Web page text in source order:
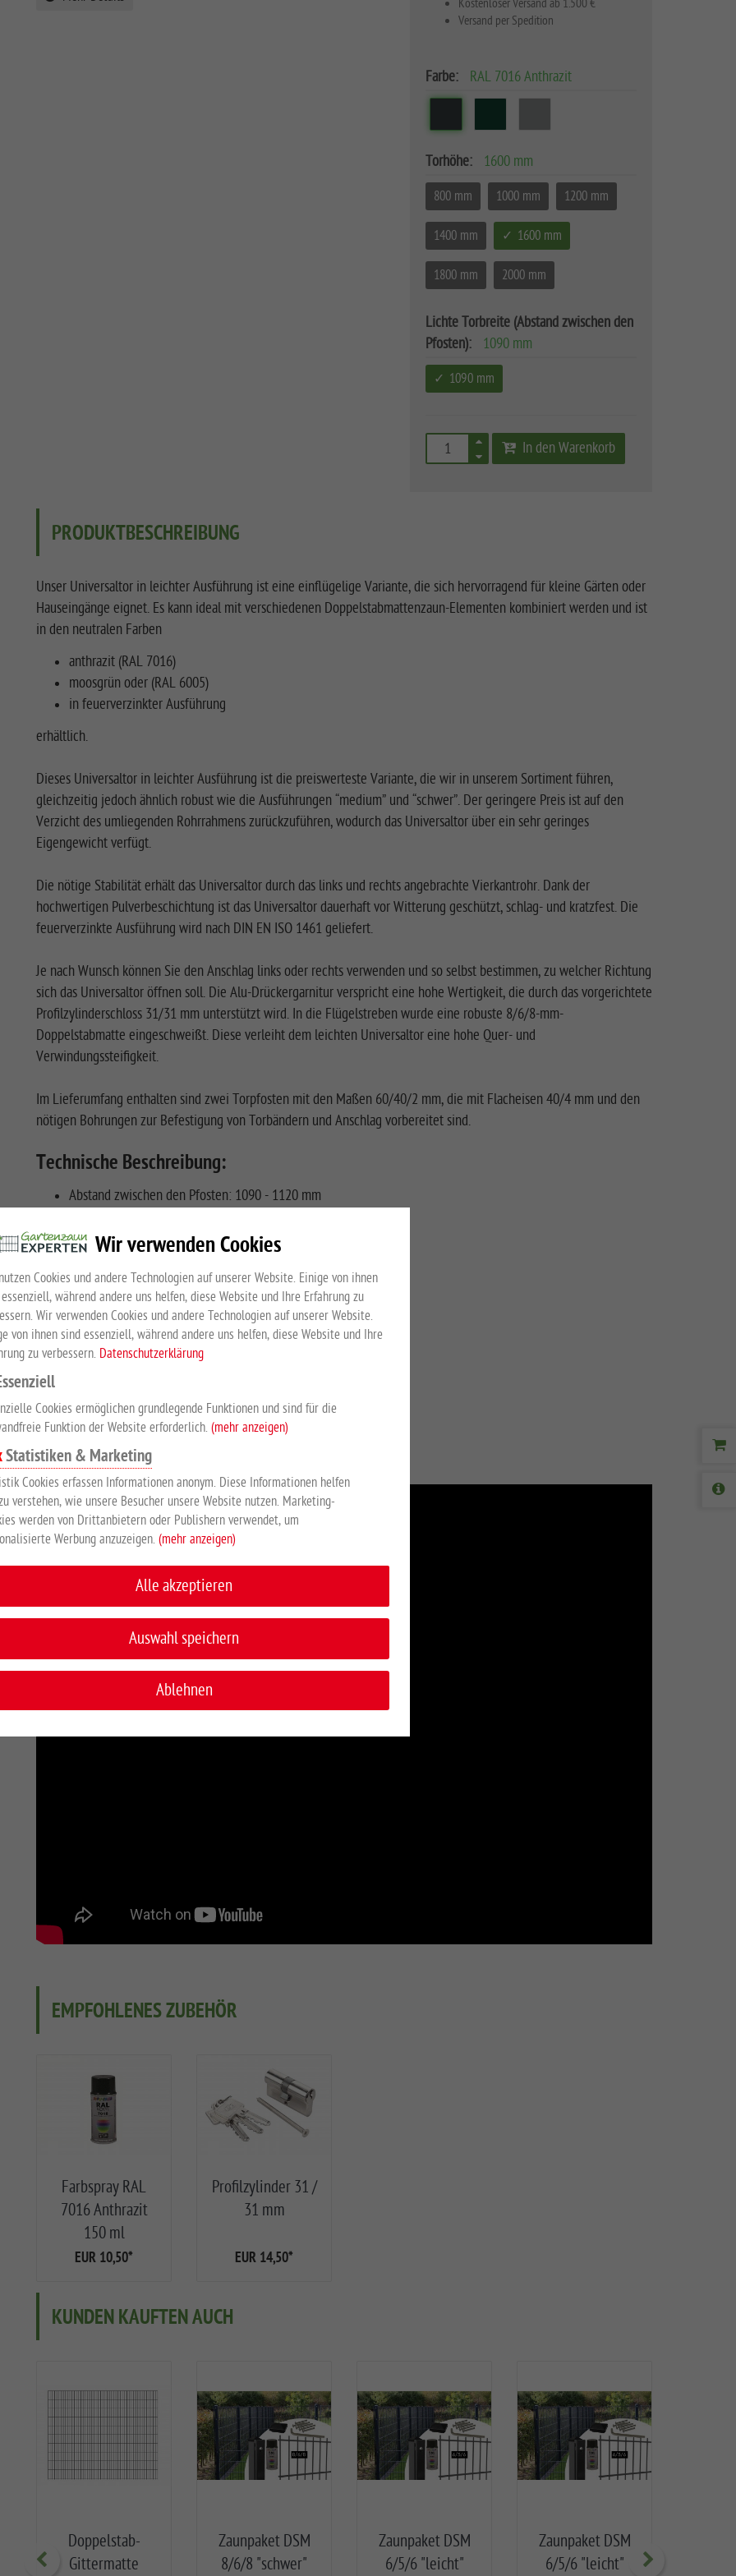
Kostenloser Versand ab 1.500 €
Versand per Spedition
Farbe: RAL 7016 Anthrazit
Torhöhe: 1600 mm
800 mm 1000 mm 1200 mm
1400 mm 1600 mm
1800 mm 2000 mm
Lichte Torbreite (Abstand zwischen den
Pfosten):
1090 mm
1090 mm
In den Warenkorb
PRODUKTBESCHREIBUNG
Unser Universaltor in leichter Ausführung ist eine einflügelige Variante, die sich hervorragend für kleine Gärten oder
Hauseingänge eignet. Es kann ideal mit verschiedenen Doppelstabmattenzaun-Elementen kombiniert werden und ist
in den neutralen Farben
anthrazit (RAL 7016)
moosgrün oder (RAL 6005)
in feuerverzinkter Ausführung
erhältlich.
Dieses Universaltor in leichter Ausführung ist die preiswerteste Variante, die wir in unserem Sortiment führen,
gleichzeitig jedoch ähnlich robust wie die Ausführungen “medium” und “schwer”. Der geringere Preis ist auf den
Verzicht des umliegenden Rohrrahmens zurückzuführen, wodurch das Universaltor über ein sehr geringes
Eigengewicht verfügt.
Die nötige Stabilität erhält das Universaltor durch das links und rechts angebrachte Vierkantrohr. Dank der
hochwertigen Pulverbeschichtung ist das Universaltor dauerhaft vor Witterung geschützt, schlag- und kratzfest. Die
feuerverzinkte Ausführung wird nach DIN EN ISO 1461 geliefert.
Je nach Wunsch können Sie den Anschlag links oder rechts verwenden und so selbst bestimmen, zu welcher Richtung
sich das Universaltor öffnen soll. Die Alu-Drückergarnitur verspricht eine hohe Wertigkeit, die durch das vorgerichtete
Profilzylinderschloss 31/31 mm unterstützt wird. In die Flügelstreben wurde eine robuste 8/6/8-mm-
Doppelstabmatte eingeschweißt. Diese verleiht dem leichten Universaltor eine hohe Quer- und
Verwindungssteifigkeit.
Im Lieferumfang enthalten sind zwei Torpfosten mit den Maßen 60/40/2 mm, die mit Flacheisen 40/4 mm und den
nötigen Bohrungen zur Befestigung von Torbändern und Anschlag vorbereitet sind.
Technische Beschreibung:
Abstand zwischen den Pfosten: 1090 - 1120 mm
Torfüllung mit Doppelstabmatte: 8/6/8 mm
Pfosten: ca. 60 x 40 x 2 mm
Verstellbare Hängen
Schloß vorgerichtet für Profilzylinder 31/31 mm
Alu-Drückergarnitur
Feuerverzinkung nach DIN EN ISO 1461
Pulverbeschichtet in RAL 7016 Anthrazit
EMPFOHLENES ZUBEHÖR
Farbspray RAL
7016 Anthrazit
150 ml
EUR 10,50*
Profilzylinder 31 /
31 mm
EUR 14,50*
KUNDEN KAUFTEN AUCH
Doppelstab-
Gittermatte
Zaunpaket DSM
8/6/8 "schwer"
Zaunpaket DSM
6/5/6 "leicht"
Zaunpaket DSM
6/5/6 "leicht"
Wir verwenden Cookies
Cookies und andere Technologien auf unserer Website. Einige von ihnen
während andere uns helfen, diese Website und Ihre Erfahrung zu
Wir verwenden Cookies und andere Technologien auf unserer Website.
von ihnen sind essenziell, während andere uns helfen, diese Website und Ihre
zu verbessern. Datenschutzerklärung
Cookies ermöglichen grundlegende Funktionen und sind für die
Funktion der Website erforderlich. (mehr anzeigen)
Statistiken & Marketing
Cookies erfassen Informationen anonym. Diese Informationen helfen
verstehen, wie unsere Besucher unsere Website nutzen. Marketing-
werden von Drittanbietern oder Publishern verwendet, um
Werbung anzuzeigen. (mehr anzeigen)
Alle akzeptieren
Auswahl speichern
Ablehnen